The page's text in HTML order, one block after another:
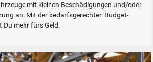
mit kleinen Beschädigungen und/oder
an. Mit der bedarfsgerechten Budget-
Du mehr fürs Geld.